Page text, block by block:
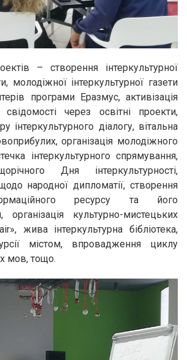
– створення інтеркультурної
молодіжної інтеркультурної газети
програми Еразмус, активізація
свідомості через освітні проекти,
інтеркультурного діалогу, вітальна
організація молодіжного
інтеркультурного спрямування,
Дня інтеркультурності,
народної дипломатії, створення
ресурсу та його
організація культурно-мистецьких
жива інтеркультурна бібліотека,
містом, впровадження циклу
мов, тощо.